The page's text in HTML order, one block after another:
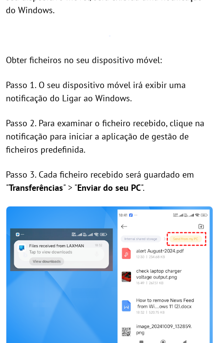
do Windows.
Obter ficheiros no seu dispositivo móvel:
Passo 1. O seu dispositivo móvel irá exibir uma
notificação do Ligar ao Windows.
Passo 2. Para examinar o ficheiro recebido, clique na
notificação para iniciar a aplicação de gestão de
ficheiros predefinida.
Passo 3. Cada ficheiro recebido será guardado em
"Transferências" > "Enviar do seu PC".